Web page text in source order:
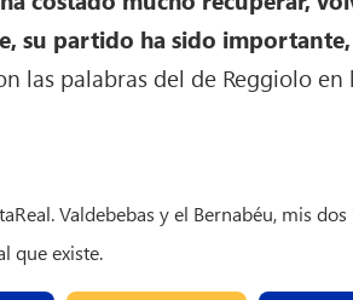
su partido ha sido
las palabras del de Reggiolo
Valdebebas y el Bernabéu, mis
que existe.